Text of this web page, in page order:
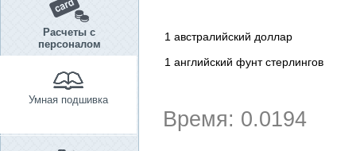
Расчеты с
персоналом
Умная подшивка
1 австралийский доллар
1 английский фунт стерлингов
Время: 0.0194